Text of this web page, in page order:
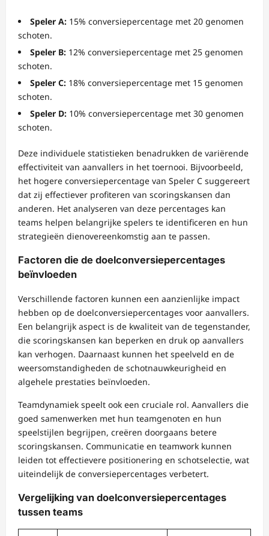
Speler A: 15% conversiepercentage met 20 genomen
schoten.
Speler B: 12% conversiepercentage met 25 genomen
schoten.
Speler C: 18% conversiepercentage met 15 genomen
schoten.
Speler D: 10% conversiepercentage met 30 genomen
schoten.
Deze individuele statistieken benadrukken de variërende
effectiviteit van aanvallers in het toernooi. Bijvoorbeeld,
het hogere conversiepercentage van Speler C suggereert
dat zij effectiever profiteren van scoringskansen dan
anderen. Het analyseren van deze percentages kan
teams helpen belangrijke spelers te identificeren en hun
strategieën dienovereenkomstig aan te passen.
Factoren die de doelconversiepercentages
beïnvloeden
Verschillende factoren kunnen een aanzienlijke impact
hebben op de doelconversiepercentages voor aanvallers.
Een belangrijk aspect is de kwaliteit van de tegenstander,
die scoringskansen kan beperken en druk op aanvallers
kan verhogen. Daarnaast kunnen het speelveld en de
weersomstandigheden de schotnauwkeurigheid en
algehele prestaties beïnvloeden.
Teamdynamiek speelt ook een cruciale rol. Aanvallers die
goed samenwerken met hun teamgenoten en hun
speelstijlen begrijpen, creëren doorgaans betere
scoringskansen. Communicatie en teamwork kunnen
leiden tot effectievere positionering en schotselectie, wat
uiteindelijk de conversiepercentages verbetert.
Vergelijking van doelconversiepercentages
tussen teams